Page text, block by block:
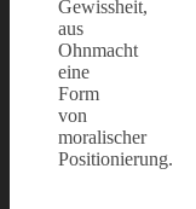
Gewissheit,
aus
Ohnmacht
eine
Form
von
moralischer
Positionierung.